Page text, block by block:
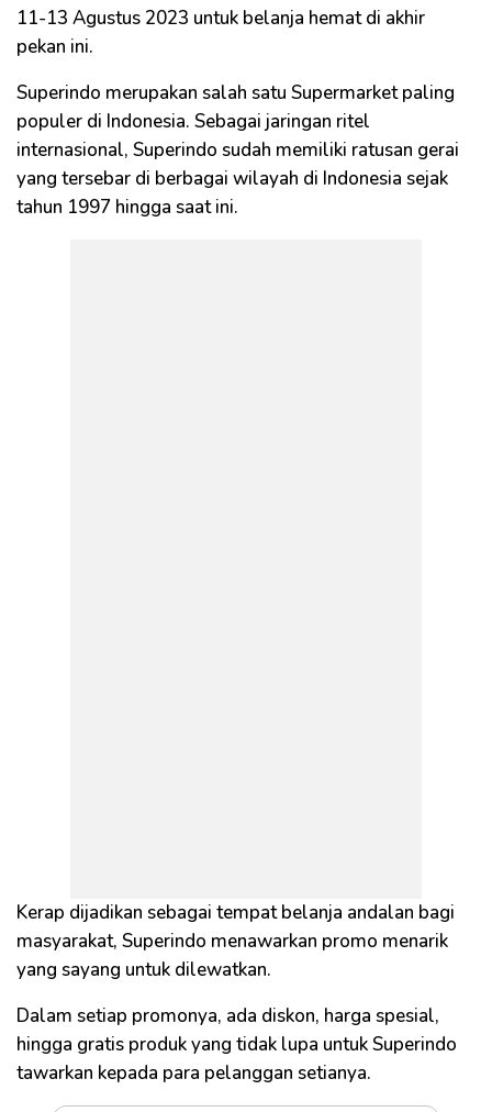
11-13 Agustus 2023 untuk belanja hemat di akhir
pekan ini.
Superindo merupakan salah satu Supermarket paling
populer di Indonesia. Sebagai jaringan ritel
internasional, Superindo sudah memiliki ratusan gerai
yang tersebar di berbagai wilayah di Indonesia sejak
tahun 1997 hingga saat ini.
Kerap dijadikan sebagai tempat belanja andalan bagi
masyarakat, Superindo menawarkan promo menarik
yang sayang untuk dilewatkan.
Dalam setiap promonya, ada diskon, harga spesial,
hingga gratis produk yang tidak lupa untuk Superindo
tawarkan kepada para pelanggan setianya.